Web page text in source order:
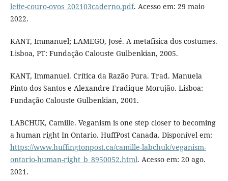
leite-couro-ovos_202103caderno.pdf. Acesso em: 29 maio
2022.
KANT, Immanuel; LAMEGO, José. A metafísica dos costumes.
Lisboa, PT: Fundação Calouste Gulbenkian, 2005.
KANT, Immanuel. Crítica da Razão Pura. Trad. Manuela
Pinto dos Santos e Alexandre Fradique Morujão. Lisboa:
Fundação Calouste Gulbenkian, 2001.
LABCHUK, Camille. Veganism is one step closer to becoming
a human right In Ontario. HuffPost Canada. Disponível em:
https://www.huffingtonpost.ca/camille-labchuk/veganism-
ontario-human-right_b_8950052.html. Acesso em: 20 ago.
2021.